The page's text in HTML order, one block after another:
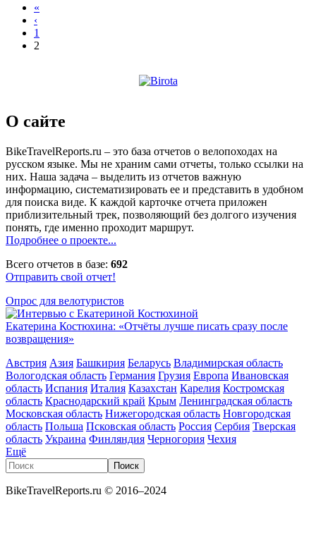
«
‹
1
2
О сайте
BikeTravelReports.ru – это база отчетов о велопоходах на
русском языке. Мы не храним сами отчеты, только ссылки на
них. Наша задача – выделить из отчетов важную
информацию, систематизировать ее и представить в удобном
для поиска виде. К каждой карточке отчета приложен
приблизительный трек, позволяющий без долгого изучения
понять, где именно проходит маршрут.
Подробнее о проекте...
Всего отчетов в базе: 692
Отправить свой отчет!
Опрос для велотуристов
Екатерина Костюхина: «Отчёты лучше писать сразу после
возвращения»
Австрия Азия Башкирия Беларусь Владимирская область
Вологодская область Германия Грузия Европа Ивановская
область Испания Италия Казахстан Карелия Костромская
область Краснодарский край Крым Ленинградская область
Московская область Нижегородская область Новгородская
область Польша Псковская область Россия Сербия Тверская
область Украина Финляндия Черногория Чехия
Ещё
Форма поиска
Поиск
BikeTravelReports.ru © 2016–2024